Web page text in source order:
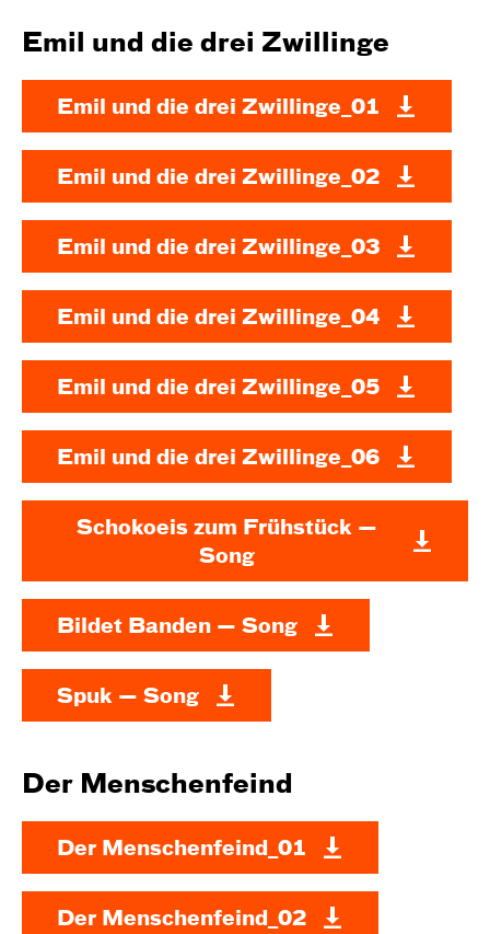
Emil und die drei Zwillinge
Emil und die drei Zwillinge_01
Emil und die drei Zwillinge_02
Emil und die drei Zwillinge_03
Emil und die drei Zwillinge_04
Emil und die drei Zwillinge_05
Emil und die drei Zwillinge_06
Schokoeis zum Frühstück —
Song
Bildet Banden — Song
Spuk — Song
Der Menschenfeind
Der Menschenfeind_01
Der Menschenfeind_02